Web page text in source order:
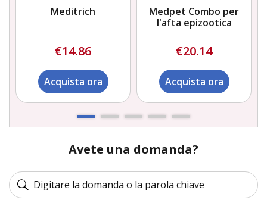
Meditrich
€14.86
Acquista ora
Medpet Combo per
l'afta epizootica
€20.14
Acquista ora
Avete una domanda?